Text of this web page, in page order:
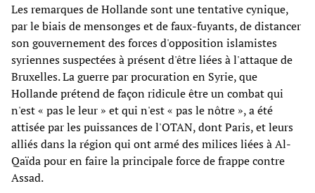
Les remarques de Hollande sont une tentative cynique,
par le biais de mensonges et de faux-fuyants, de distancer
son gouvernement des forces d'opposition islamistes
syriennes suspectées à présent d'être liées à l'attaque de
Bruxelles. La guerre par procuration en Syrie, que
Hollande prétend de façon ridicule être un combat qui
n'est « pas le leur » et qui n'est « pas le nôtre », a été
attisée par les puissances de l'OTAN, dont Paris, et leurs
alliés dans la région qui ont armé des milices liées à Al-
Qaïda pour en faire la principale force de frappe contre
Assad.